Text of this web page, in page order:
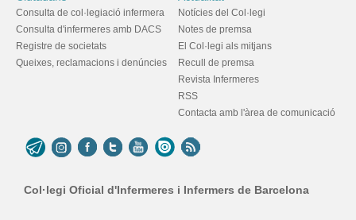
Consulta de col·legiació infermera
Consulta d'infermeres amb DACS
Registre de societats
Queixes, reclamacions i denúncies
Notícies del Col·legi
Notes de premsa
El Col·legi als mitjans
Recull de premsa
Revista Infermeres
RSS
Contacta amb l'àrea de comunicació
Col·legi Oficial d'Infermeres i Infermers de Barcelona